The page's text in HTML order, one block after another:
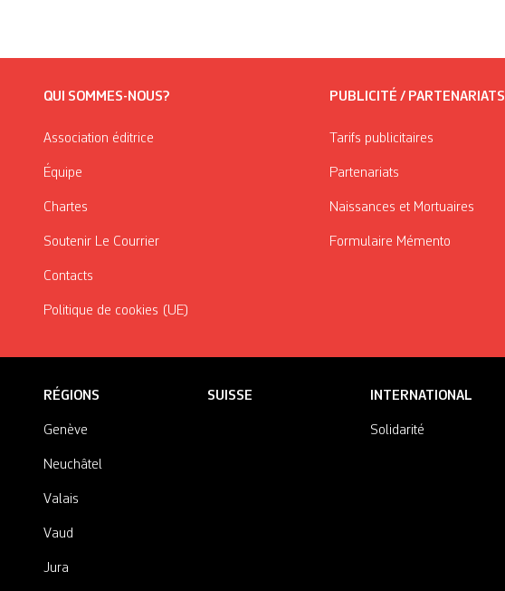
QUI SOMMES-NOUS?
Association éditrice
Équipe
Chartes
Soutenir Le Courrier
Contacts
Politique de cookies (UE)
PUBLICITÉ / PARTENARIATS
Tarifs publicitaires
Partenariats
Naissances et Mortuaires
Formulaire Mémento
RÉGIONS
Genève
Neuchâtel
Valais
Vaud
Jura
SUISSE INTERNATIONAL
Solidarité